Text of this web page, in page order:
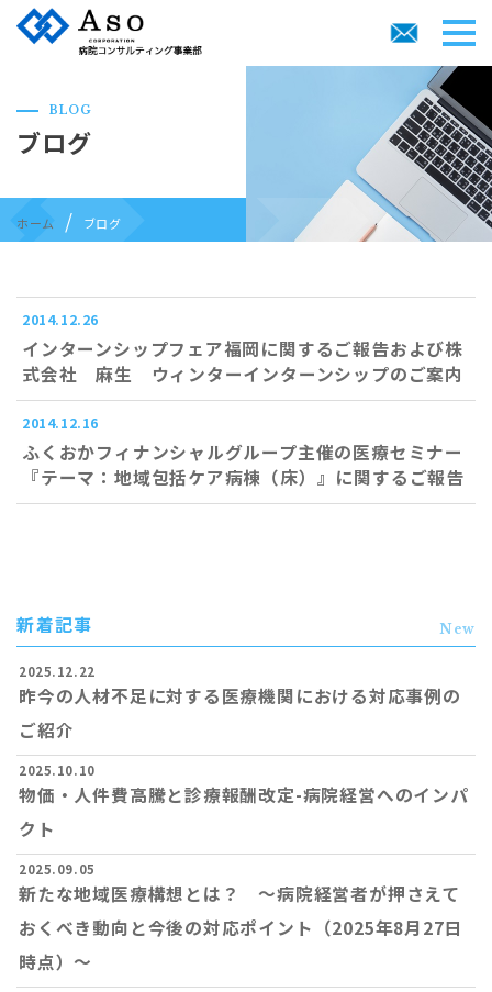
BLOG
ブログ
ホーム ブログ
2014.12.26
インターンシップフェア福岡に関するご報告および株
式会社 麻生 ウィンターインターンシップのご案内
2014.12.16
ふくおかフィナンシャルグループ主催の医療セミナー
『テーマ：地域包括ケア病棟（床）』に関するご報告
新着記事 New
2025.12.22
昨今の人材不足に対する医療機関における対応事例の
ご紹介
2025.10.10
物価・人件費高騰と診療報酬改定-病院経営へのインパ
クト
2025.09.05
新たな地域医療構想とは？ ～病院経営者が押さえて
おくべき動向と今後の対応ポイント（2025年8月27日
時点）～